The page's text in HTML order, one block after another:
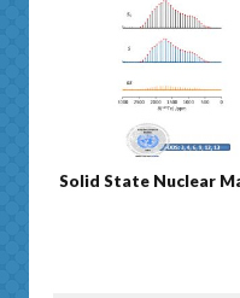
Solid State Nuclear